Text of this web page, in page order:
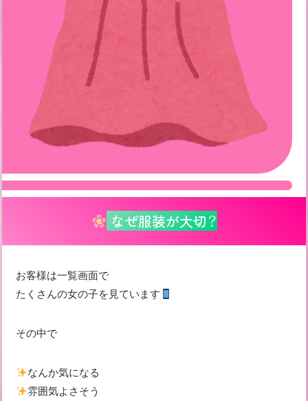
なぜ服装が大切？
お客様は一覧画面で
たくさんの女の子を見ています
その中で
なんか気になる
雰囲気よさそう